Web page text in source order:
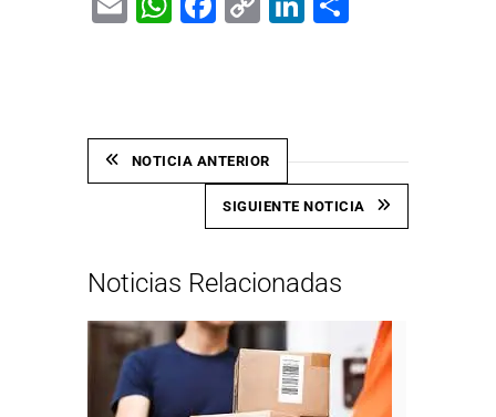
NOTICIA ANTERIOR
SIGUIENTE NOTICIA
Noticias Relacionadas